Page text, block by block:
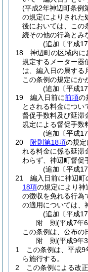
(平成2年神辺町条例
の規定によりされた
後においては、この
続その他の行為とみ
(追加〔平成
18
神辺町の区域内に
規定するメーター器
は、編入日の属する
この条例の規定にか
(追加〔平成
19
編入日前に前項の
とされる料金につい
督促手数料及び延滞
規定による督促手数
(追加〔平成
20
附則第18項の規定
れる料金に係る延滞
わらず、神辺町督促
(追加〔平成
21
編入日前に神辺町
18項の規定により神
の徴収を免れる行為
の適用については、
(追加〔平成
附 則(平成7年
この条例は、公布の
附 則(平成9年
1
この条例は、平成9
ら施行する。
2
この条例による改